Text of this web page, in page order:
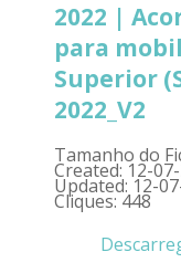
2022 |
para
Superior
2022_V2
Tamanho do
Created: 12-
Updated: 12-
Cliques: 448